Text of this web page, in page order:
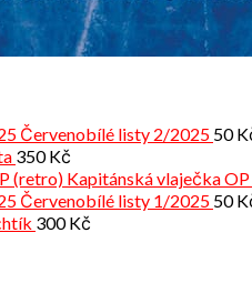
Červenobílé listy 2/2025 50
350Kč
Kapitánská vlaječka
Červenobílé listy 1/2025 50
300Kč